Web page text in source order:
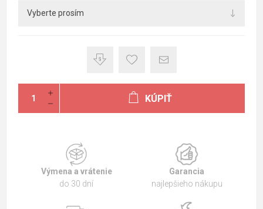
KÚPIŤ
Výmena a vrátenie
do 30 dní
Garancia
najlepšieho nákupu